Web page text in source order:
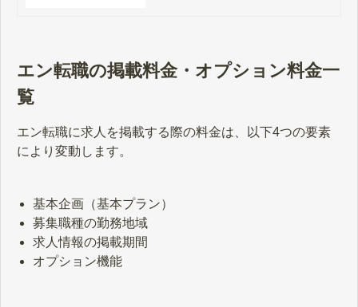
エン転職の掲載料金・オプション料金一
覧
エン転職に求人を掲載する際の料金は、以下4つの要素
により変動します。
基本企画（基本プラン）
募集職種の勤務地域
求人情報の掲載期間
オプション機能